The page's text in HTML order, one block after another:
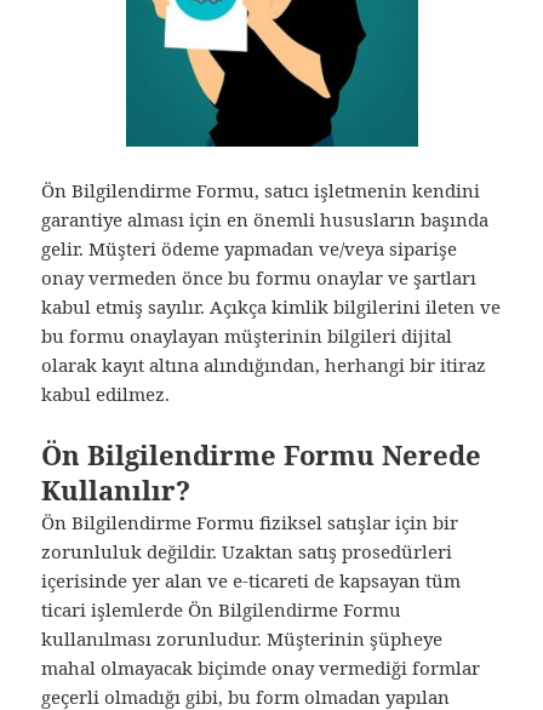
Ön Bilgilendirme Formu, satıcı işletmenin kendini
garantiye alması için en önemli hususların başında
gelir. Müşteri ödeme yapmadan ve/veya siparişe
onay vermeden önce bu formu onaylar ve şartları
kabul etmiş sayılır. Açıkça kimlik bilgilerini ileten ve
bu formu onaylayan müşterinin bilgileri dijital
olarak kayıt altına alındığından, herhangi bir itiraz
kabul edilmez.
Ön Bilgilendirme Formu Nerede
Kullanılır?
Ön Bilgilendirme Formu fiziksel satışlar için bir
zorunluluk değildir. Uzaktan satış prosedürleri
içerisinde yer alan ve e-ticareti de kapsayan tüm
ticari işlemlerde Ön Bilgilendirme Formu
kullanılması zorunludur. Müşterinin şüpheye
mahal olmayacak biçimde onay vermediği formlar
geçerli olmadığı gibi, bu form olmadan yapılan